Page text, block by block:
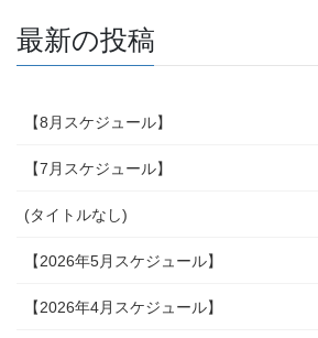
最新の投稿
【8月スケジュール】
【7月スケジュール】
(タイトルなし)
【2026年5月スケジュール】
【2026年4月スケジュール】